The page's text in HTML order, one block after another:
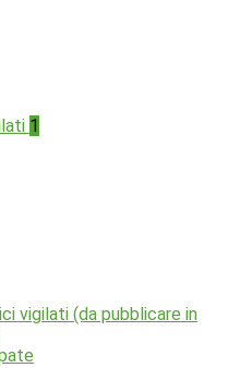
1
vigilati (da pubblicare in